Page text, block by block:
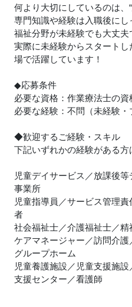
何より大切にしているのは、
専門知識や経験は入職後にし
福祉分野が未経験でも大丈夫
実際に未経験からスタート
場で活躍しています！
◆応募条件
必要な資格：作業療法士の
必要な経験：不問（未経験・
◆歓迎するご経験・スキル
下記いずれかの経験がある方
児童デイサービス／放課後
事業所
児童指導員／サービス管理
者
社会福祉士／介護福祉士／
ケアマネージャー／訪問介
グループホーム
児童養護施設／児童支援施
支援センター／看護師